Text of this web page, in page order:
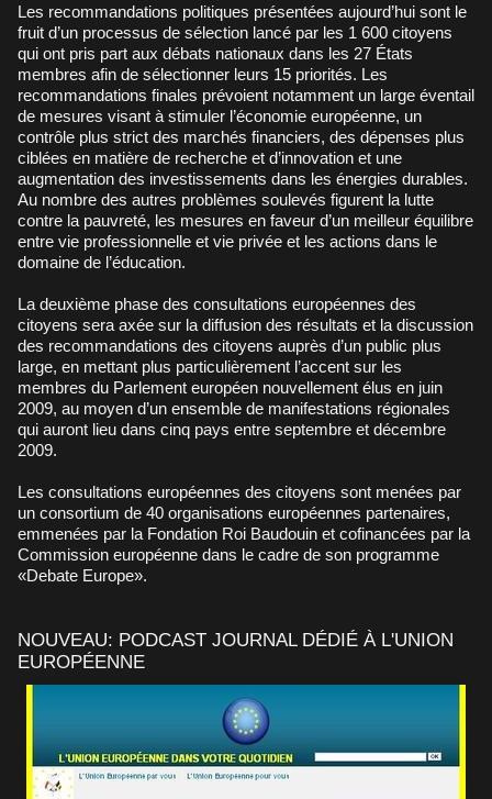
Les recommandations politiques présentées aujourd’hui sont le
fruit d’un processus de sélection lancé par les 1 600 citoyens
qui ont pris part aux débats nationaux dans les 27 États
membres afin de sélectionner leurs 15 priorités. Les
recommandations finales prévoient notamment un large éventail
de mesures visant à stimuler l’économie européenne, un
contrôle plus strict des marchés financiers, des dépenses plus
ciblées en matière de recherche et d’innovation et une
augmentation des investissements dans les énergies durables.
Au nombre des autres problèmes soulevés figurent la lutte
contre la pauvreté, les mesures en faveur d’un meilleur équilibre
entre vie professionnelle et vie privée et les actions dans le
domaine de l’éducation.
La deuxième phase des consultations européennes des
citoyens sera axée sur la diffusion des résultats et la discussion
des recommandations des citoyens auprès d’un public plus
large, en mettant plus particulièrement l’accent sur les
membres du Parlement européen nouvellement élus en juin
2009, au moyen d’un ensemble de manifestations régionales
qui auront lieu dans cinq pays entre septembre et décembre
2009.
Les consultations européennes des citoyens sont menées par
un consortium de 40 organisations européennes partenaires,
emmenées par la Fondation Roi Baudouin et cofinancées par la
Commission européenne dans le cadre de son programme
«Debate Europe».
NOUVEAU: PODCAST JOURNAL DÉDIÉ À L'UNION
EUROPÉENNE